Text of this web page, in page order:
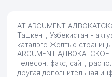
AT ARGUMENT
Ташкент, Узбекистан -
каталоге Желтые страницы
ARGUMENT
телефон, факс, сайт,
другая дополнительная